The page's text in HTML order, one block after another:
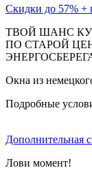
Скидки до 57% +
ТВОЙ ШАНС
ПО СТАРОЙ
Окна из
Подробные
Дополнительная
Лови момент!